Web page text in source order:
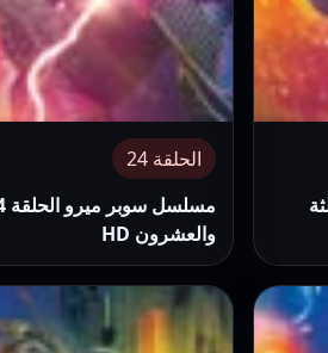
الثالثة
الحلقة 24
والعشرون HD